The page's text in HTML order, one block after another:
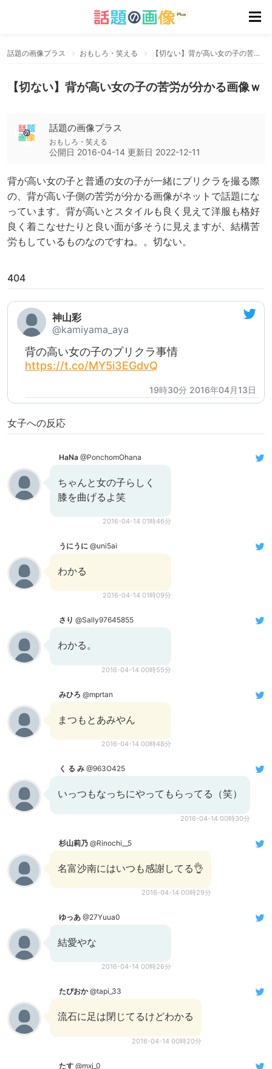
話題の画像プラス おもしろ・笑える 【切ない】背が高い女の子の苦労が分かる画像ｗ
【切ない】背が高い女の子の苦労が分かる画像ｗ
話題の画像プラス
おもしろ・笑える
公開日 2016-04-14 更新日 2022-12-11
背が高い女の子と普通の女の子が一緒にプリクラを撮る際
の、背が高い子側の苦労が分かる画像がネットで話題にな
っています。背が高いとスタイルも良く見えて洋服も格好
良く着こなせたりと良い面が多そうに見えますが、結構苦
労もしているものなのですね。。切ない。
404
神山彩
@kamiyama_aya
背の高い女の子のプリクラ事情
https://t.co/MY5i3EGdvQ
19時30分 2016年04月13日
女子への反応
HaNa @PonchomOhana
ちゃんと女の子らしく
膝を曲げるよ笑
2016-04-14 01時46分
うにうに @uni5ai
わかる
2016-04-14 01時09分
さり @Sally97645855
わかる。
2016-04-14 00時55分
みひろ @mprtan
まつもとあみやん
2016-04-14 00時48分
く る み @963O425
いっつもなっちにやってもらってる（笑）
2016-04-14 00時30分
杉山莉乃 @Rinochi__5
名富沙南にはいつも感謝してる👌
2016-04-14 00時29分
ゆっあ @27Yuua0
結愛やな
2016-04-14 00時26分
たぴおか@tapi_33
流石に足は閉じてるけどわかる
2016-04-14 00時20分
たす @mxj_0